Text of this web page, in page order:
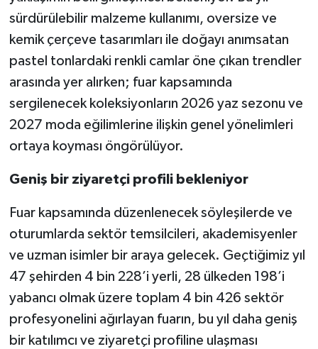
sürdürülebilir malzeme kullanımı, oversize ve
kemik çerçeve tasarımları ile doğayı anımsatan
pastel tonlardaki renkli camlar öne çıkan trendler
arasında yer alırken; fuar kapsamında
sergilenecek koleksiyonların 2026 yaz sezonu ve
2027 moda eğilimlerine ilişkin genel yönelimleri
ortaya koyması öngörülüyor.
Geniş bir ziyaretçi profili bekleniyor
Fuar kapsamında düzenlenecek söyleşilerde ve
oturumlarda sektör temsilcileri, akademisyenler
ve uzman isimler bir araya gelecek. Geçtiğimiz yıl
47 şehirden 4 bin 228’i yerli, 28 ülkeden 198’i
yabancı olmak üzere toplam 4 bin 426 sektör
profesyonelini ağırlayan fuarın, bu yıl daha geniş
bir katılımcı ve ziyaretçi profiline ulaşması